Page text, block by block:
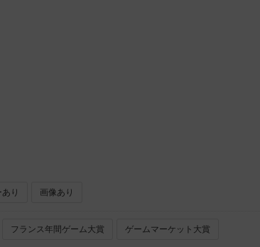
り 画像あり
フランス年間ゲーム大賞 ゲームマーケット大賞